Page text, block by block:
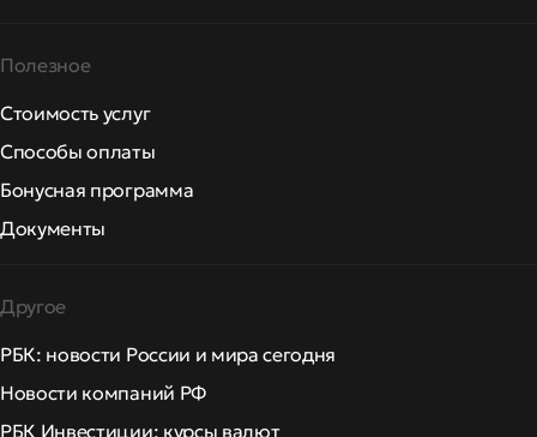
Полезное
Стоимость услуг
Способы оплаты
Бонусная программа
Документы
Другое
РБК: новости России и мира сегодня
Новости компаний РФ
РБК Инвестиции: курсы валют